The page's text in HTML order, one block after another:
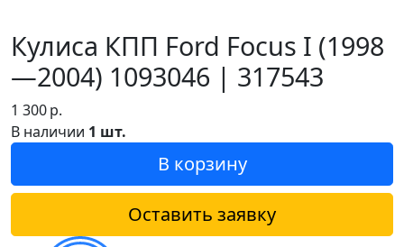
Кулиса КПП Ford Focus I (1998
—2004) 1093046 | 317543
1 300р.
В наличии 1 шт.
В корзину
Оставить заявку